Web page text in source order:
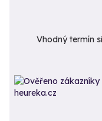
Vhodný termín